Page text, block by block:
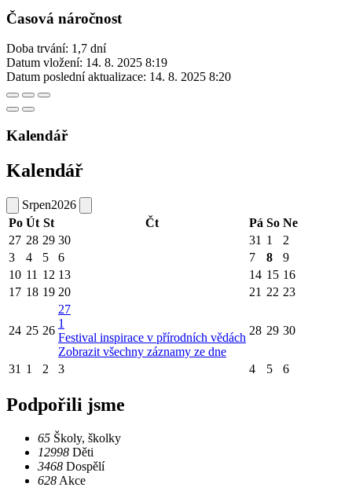
Časová náročnost
Doba trvání: 1,7 dní
Datum vložení: 14. 8. 2025 8:19
Datum poslední aktualizace: 14. 8. 2025 8:20
Kalendář
Kalendář
Srpen2026
Po Út St Čt Pá So Ne
27 28 29 30 31 1
2
3
4 5 6 7 8
9
10 11 12 13 14 15 16
17 18 19 20 21 22 23
24 25 26
27
1
Festival inspirace v přírodních vědách
Zobrazit všechny záznamy ze dne
28 29 30
31 1 2 3 4 5 6
Podpořili jsme
65 Školy, školky
12998 Děti
3468 Dospělí
628 Akce